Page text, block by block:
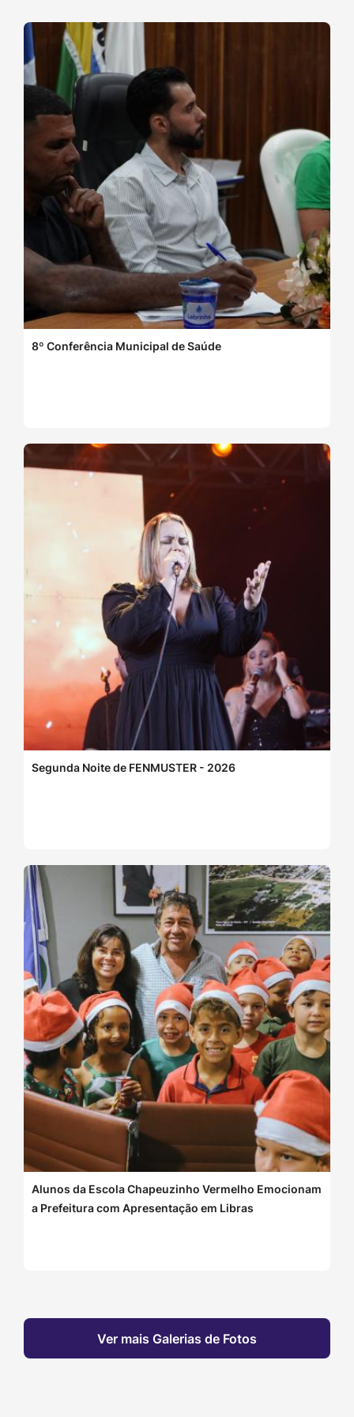
8º Conferência Municipal de Saúde
Segunda Noite de FENMUSTER - 2026
Alunos da Escola Chapeuzinho Vermelho Emocionam
a Prefeitura com Apresentação em Libras
Ver mais Galerias de Fotos